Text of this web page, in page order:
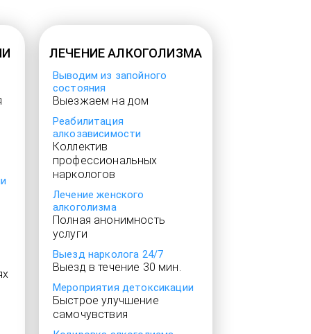
ЛЕЧЕНИЕ АЛКОГОЛИЗМА
Выводим из запойного
состояния
Выезжаем на дом
Реабилитация
алкозависимости
Коллектив
профессиональных
наркологов
Лечение женского
алкоголизма
Полная анонимность
услуги
Выезд нарколога 24/7
Выезд в течение 30 мин.
Мероприятия детоксикации
Быстрое улучшение
самочувствия